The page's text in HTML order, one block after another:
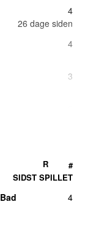
26 dage siden
4
4
3
1
SIDST SPILLET
R #
Bad
4